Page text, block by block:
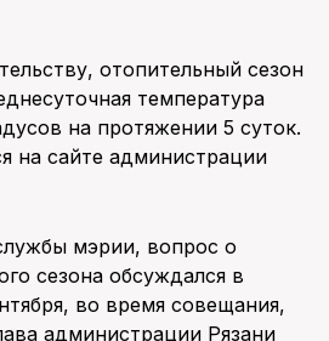
отопительный сезон
температура
на протяжении 5 суток.
на сайте администрации
мэрии, вопрос о
сезона обсуждался в
во время совещания,
администрации Рязани